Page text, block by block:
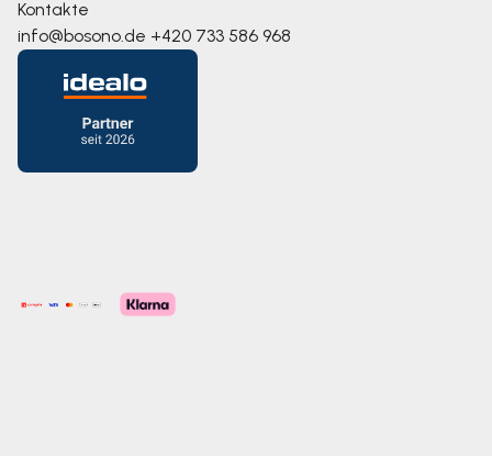
Kontakte
info@bosono.de +420 733 586 968